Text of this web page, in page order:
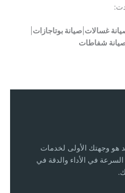
غسالات صيانة بوتاجازات
شفاطات
هو وجهتك الأولى لخدمات
السرعة في الأداء والدقة في